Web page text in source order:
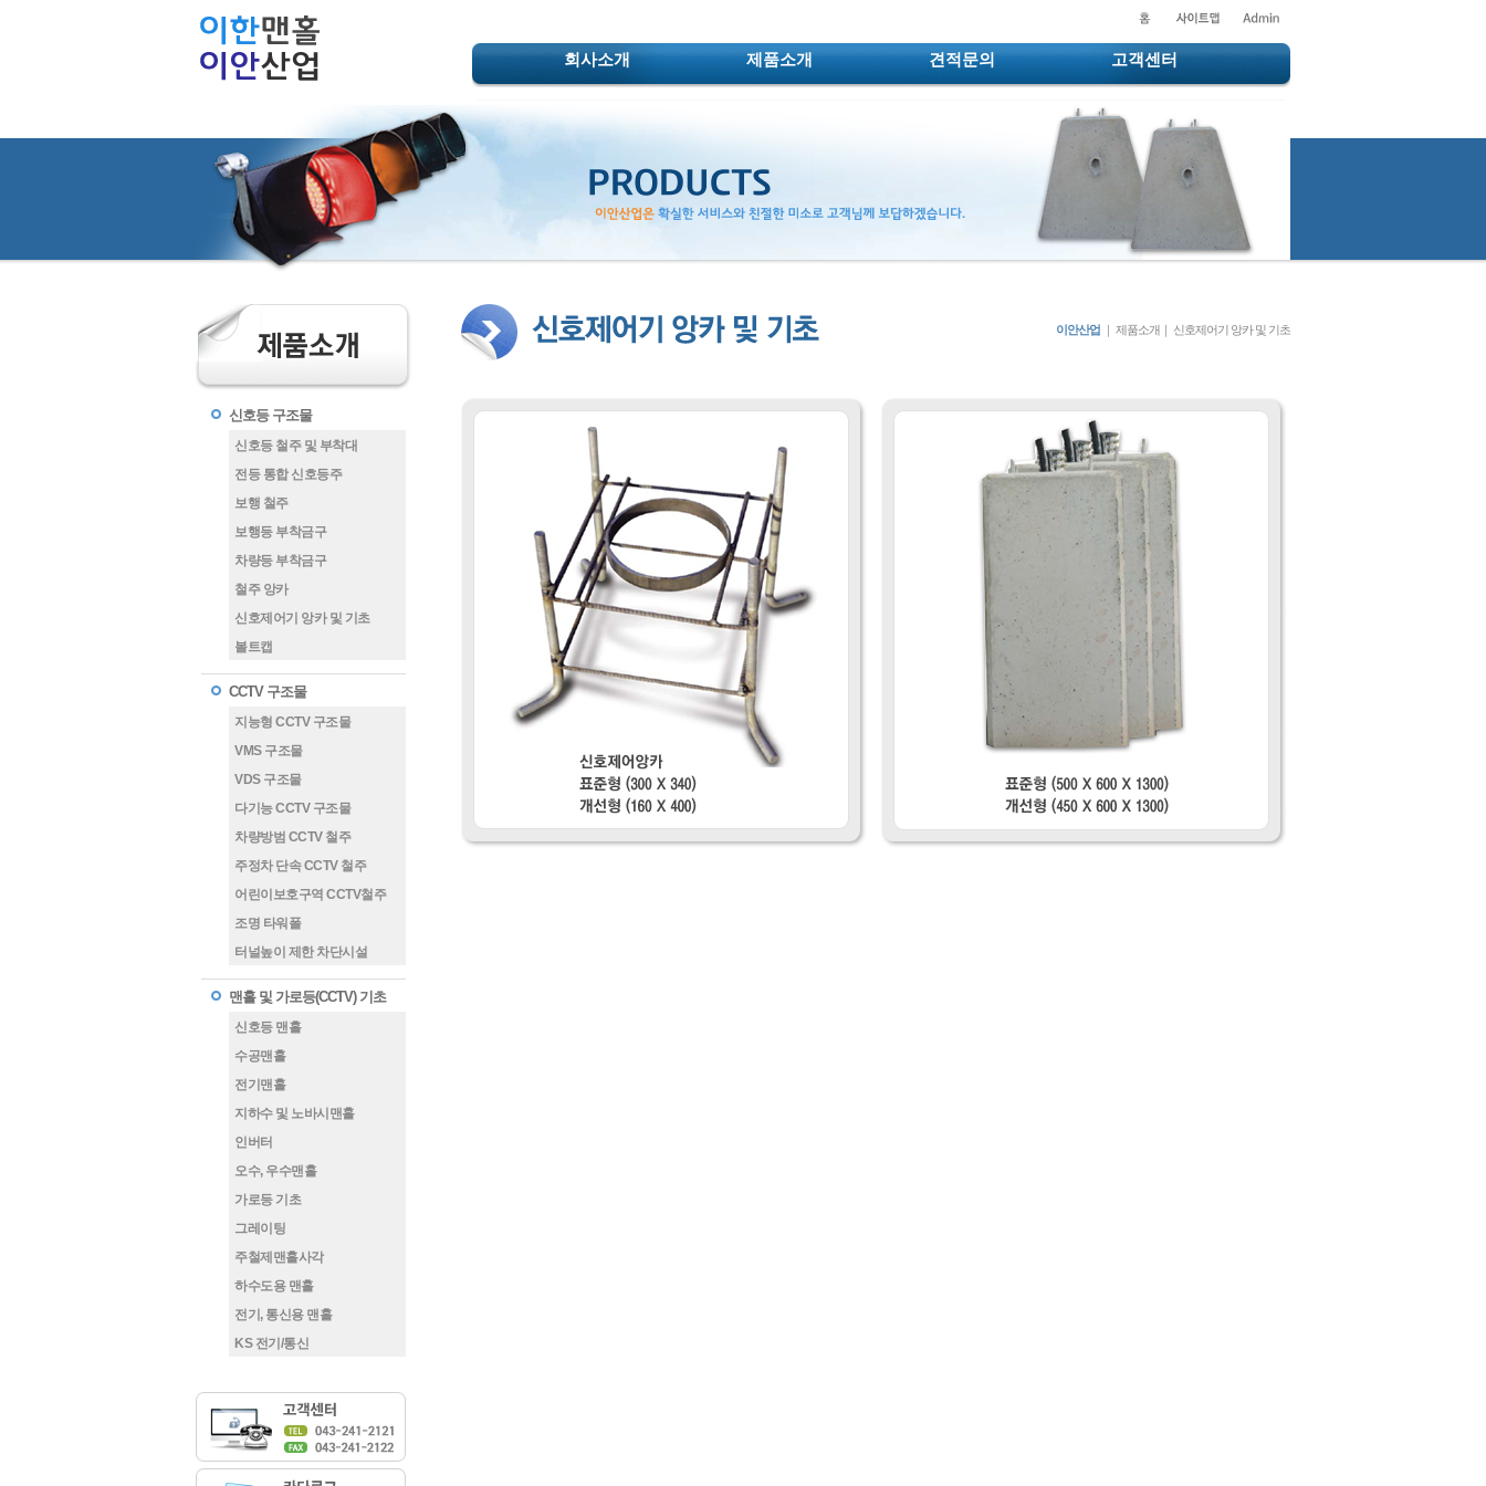
회사소개 제품소개 견적문의 고객센터
신호등 구조물
신호등 철주 및 부착대
전등 통합 신호등주
보행 철주
보행등 부착금구
차량등 부착금구
철주 앙카
신호제어기 앙카 및 기초
볼트캡
CCTV 구조물
지능형 CCTV 구조물
VMS 구조물
VDS 구조물
다기능 CCTV 구조물
차량방범 CCTV 철주
주정차 단속 CCTV 철주
어린이보호구역 CCTV철주
조명 타워폴
터널높이 제한 차단시설
맨홀 및 가로등(CCTV) 기초
신호등 맨홀
수공맨홀
전기맨홀
지하수 및 노바시맨홀
인버터
오수, 우수맨홀
가로등 기초
그레이팅
주철제맨홀사각
하수도용 맨홀
전기, 통신용 맨홀
KS 전기/통신
이안산업 ｜ 제품소개｜ 신호제어기 앙카 및 기초